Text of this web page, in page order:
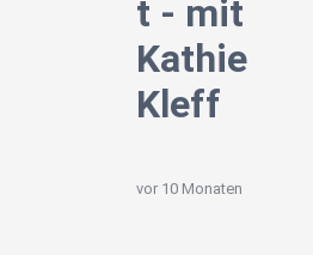
t - mit
Kathie
Kleff
vor 10 Monaten